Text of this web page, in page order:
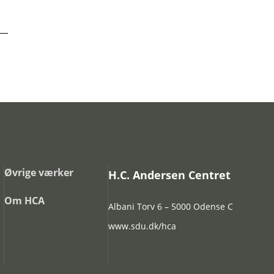
Øvrige værker
Om HCA
H.C. Andersen Centret
Albani Torv 6 – 5000 Odense C
www.sdu.dk/hca